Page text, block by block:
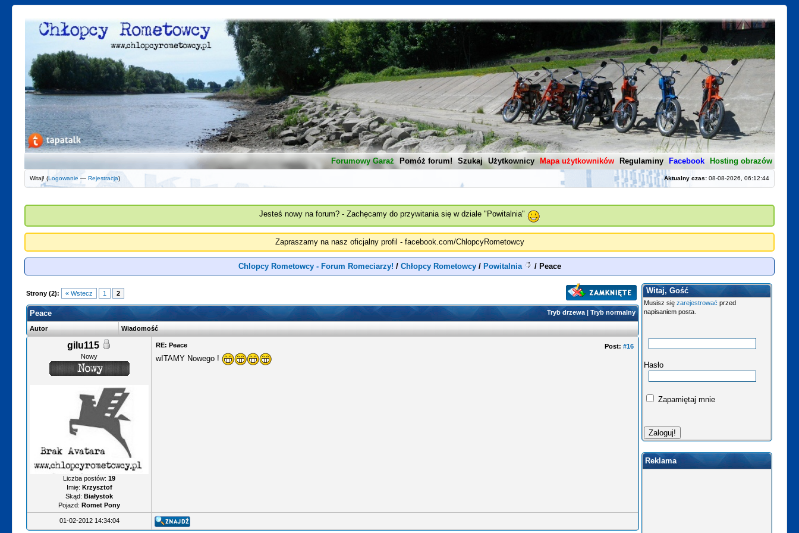
Forumowy Garaż Pomóż forum! Szukaj Użytkownicy Mapa użytkowników Regulaminy Facebook Hosting obrazów
Aktualny czas:08-08-2026, 06:12:44
Witaj! (Logowanie —Rejestracja)
Jesteś nowy na forum? - Zachęcamy do przywitania się w dziale "Powitalnia"
Zapraszamy na nasz oficjalny profil - facebook.com/ChlopcyRometowcy
Chlopcy Rometowcy - Forum Romeciarzy! / Chłopcy Rometowcy/ Powitalnia / Peace
Strony (2): « Wstecz 1 2
Tryb drzewa|Tryb normalny
Peace
Autor Wiadomość
gilu115
Nowy
Liczba postów:19
Imię: Krzysztof
Skąd: Białystok
Pojazd: Romet Pony
Post:#16
RE: Peace
wITAMY Nowego !
01-02-2012 14:34:04
Witaj, Gość
Musisz sięzarejestrować przed
napisaniem posta.
Hasło
Zapamiętaj mnie
Reklama